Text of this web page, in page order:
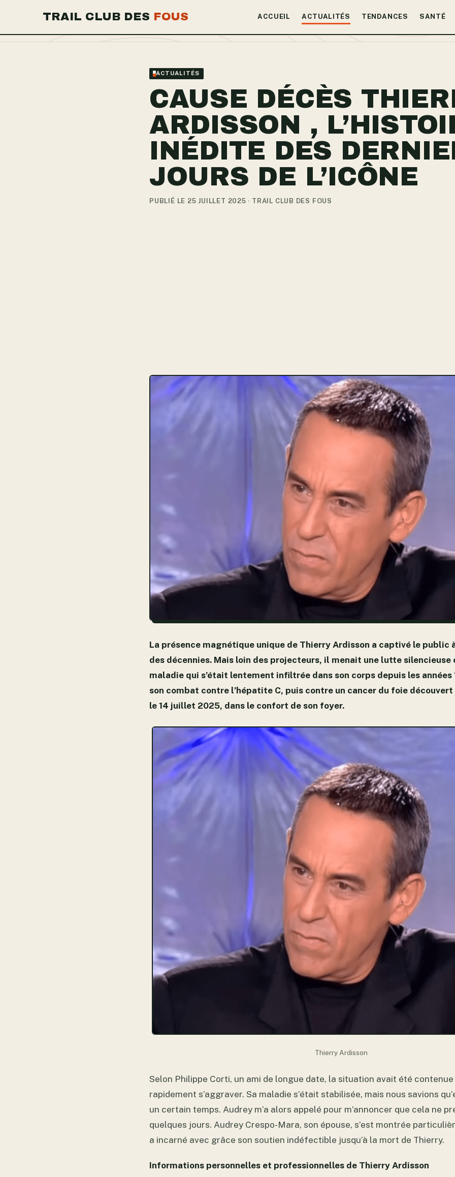
TRAIL CLUB DES FOUS ACCUEIL ACTUALITÉS TENDANCES SANTÉ
ACTUALITÉS
CAUSE DÉCÈS
ARDISSON ,
INÉDITE DES
JOURS DE L’ICÔNE
PUBLIÉ LE 25 JUILLET 2025 · TRAIL CLUB DES FOUS
La présence magnétique unique de Thierry Ardisson a captivé le public
des décennies. Mais loin des projecteurs, il menait une lutte silencieuse
maladie qui s’était lentement infiltrée dans son corps depuis les années
son combat contre l’hépatite C, puis contre un cancer du foie
le 14 juillet 2025, dans le confort de son foyer.
Thierry Ardisson
Selon Philippe Corti, un ami de longue date, la situation avait été
rapidement s’aggraver. Sa maladie s’était stabilisée, mais nous savions
un certain temps. Audrey m’a alors appelé pour m’annoncer que cela ne
quelques jours. Audrey Crespo-Mara, son épouse, s’est montrée
a incarné avec grâce son soutien indéfectible jusqu’à la mort de Thierry.
Informations personnelles et professionnelles de Thierry Ardisson